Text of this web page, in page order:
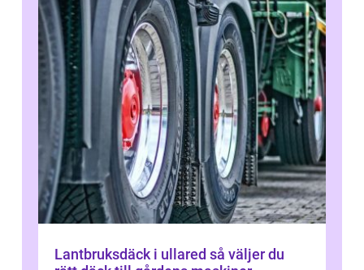
Lantbruksdäck i ullared så väljer du